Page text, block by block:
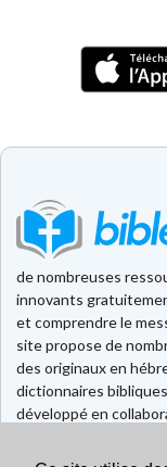
de nombreuses
innovants
et comprendre le
site propose de
des originaux en
dictionnaires
développé en